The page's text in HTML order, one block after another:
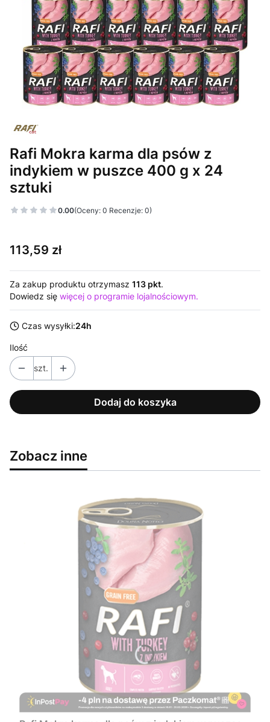
Rafi Mokra karma dla psów z
indykiem w puszce 400 g x 24
sztuki
0.00(Oceny: 0 Recenzje: 0)
Cena
113,59 zł
Za zakup produktu otrzymasz 113 pkt.
Dowiedz się więcej o programie lojalnościowym.
Czas wysyłki:24h
Ilość
szt.
Dodaj do koszyka
Zobacz inne